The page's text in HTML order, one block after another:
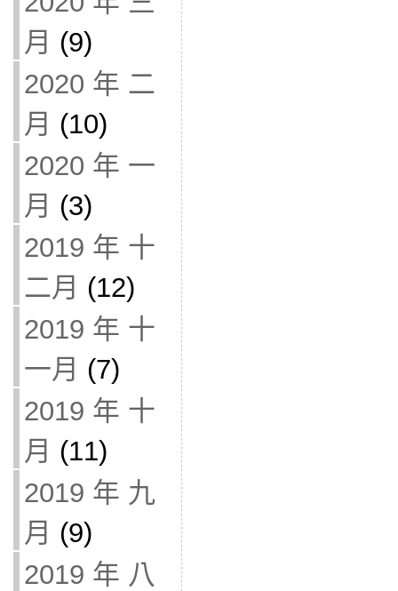
月 (9)
2020 年 二
月 (10)
2020 年 一
月 (3)
2019 年 十
二月 (12)
2019 年 十
一月 (7)
2019 年 十
月 (11)
2019 年 九
月 (9)
2019 年 八